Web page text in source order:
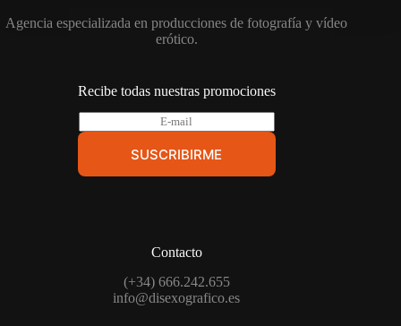
Agencia especializada en producciones de fotografía y vídeo
erótico.
Recibe todas nuestras promociones
-
i
SUSCRIBIRME
Contacto
(+34) 666.242.655
info@disexografico.es